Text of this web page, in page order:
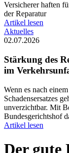
Versicherer haften
der Reparatur
Artikel lesen
Aktuelles
02.07.2026
Stärkung des
im
Wenn es nach
Schadensersatzes
unverzichtbar. Mit
Bundesgerichtshof
Artikel lesen
Der gute